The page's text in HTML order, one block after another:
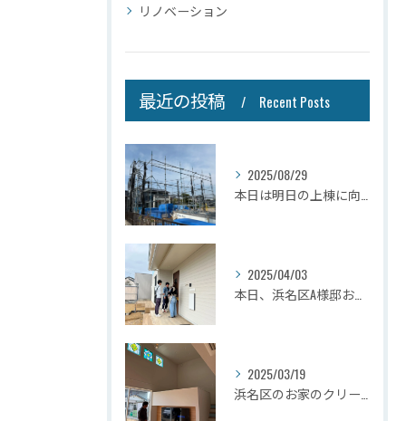
リノベーション
最近の投稿 Recent Posts
2025/08/29
2025/04/03
2025/03/19